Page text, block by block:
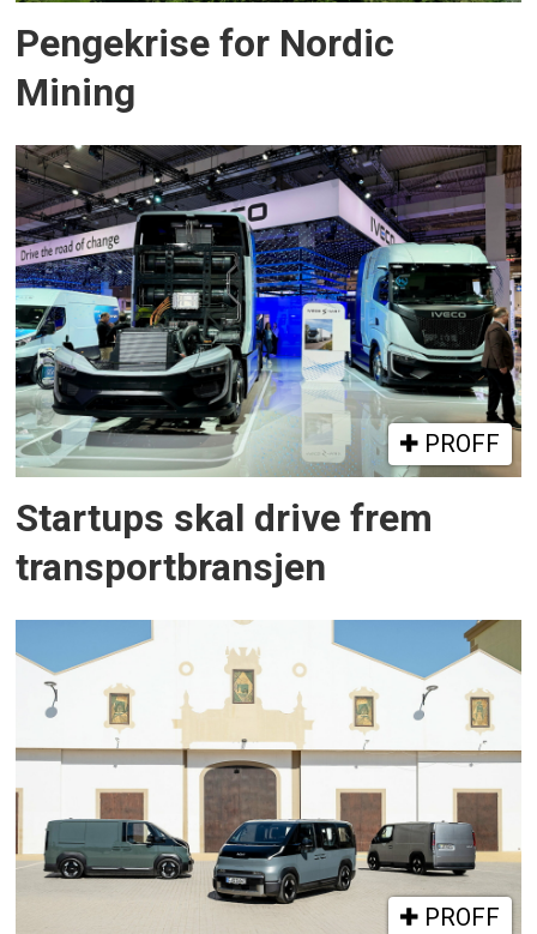
Pengekrise for Nordic
Mining
PROFF
Startups skal drive frem
transportbransjen
PROFF